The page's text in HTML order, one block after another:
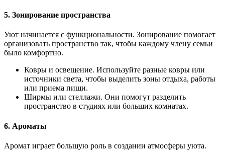
5. Зонирование пространства
Уют начинается с функциональности. Зонирование помогает
организовать пространство так, чтобы каждому члену семьи
было комфортно.
Ковры и освещение. Используйте разные ковры или
источники света, чтобы выделить зоны отдыха, работы
или приема пищи.
Ширмы или стеллажи. Они помогут разделить
пространство в студиях или больших комнатах.
6. Ароматы
Аромат играет большую роль в создании атмосферы уюта.